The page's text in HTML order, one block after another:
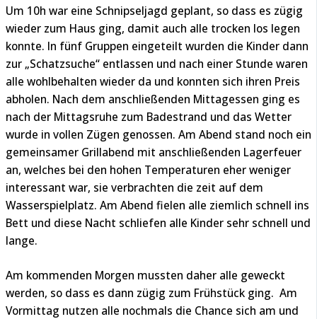
Um 10h war eine Schnipseljagd geplant, so dass es zügig
wieder zum Haus ging, damit auch alle trocken los legen
konnte. In fünf Gruppen eingeteilt wurden die Kinder dann
zur „Schatzsuche“ entlassen und nach einer Stunde waren
alle wohlbehalten wieder da und konnten sich ihren Preis
abholen. Nach dem anschließenden Mittagessen ging es
nach der Mittagsruhe zum Badestrand und das Wetter
wurde in vollen Zügen genossen. Am Abend stand noch ein
gemeinsamer Grillabend mit anschließenden Lagerfeuer
an, welches bei den hohen Temperaturen eher weniger
interessant war, sie verbrachten die zeit auf dem
Wasserspielplatz. Am Abend fielen alle ziemlich schnell ins
Bett und diese Nacht schliefen alle Kinder sehr schnell und
lange.
Am kommenden Morgen mussten daher alle geweckt
werden, so dass es dann zügig zum Frühstück ging. Am
Vormittag nutzen alle nochmals die Chance sich am und